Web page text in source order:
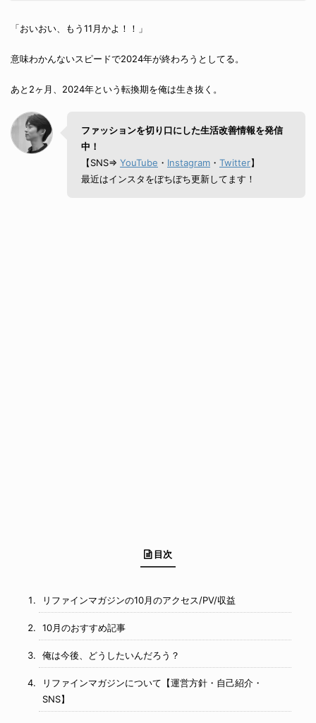
「おいおい、もう11月かよ！！」
意味わかんないスピードで2024年が終わろうとしてる。
あと2ヶ月、2024年という転換期を俺は生き抜く。
ファッションを切り口にした生活改善情報を発信
中！
【SNS⇒ YouTube ・ Instagram ・ Twitter】
最近はインスタをぼちぼち更新してます！
目次
リファインマガジンの10月のアクセス/PV/収益
10月のおすすめ記事
俺は今後、どうしたいんだろう？
リファインマガジンについて【運営方針・自己紹介・
SNS】